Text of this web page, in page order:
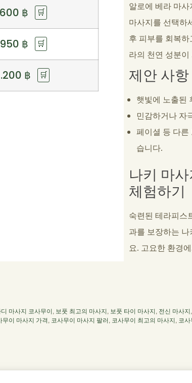
600 ฿ 🛒
950 ฿ 🛒
฿ 🛒
알로에 베라 마
마사지를 선택하
후 피부를 회복
라의 천연 성분
제안 사항
햇빛에 노출된
민감하거나 자
페이셜 등 다른
습니다.
나키 마
체험하기
숙련된 테라피스
과를 보장하는
요. 고요한 환경
디 마사지 코사무이 , 보풋 최고의 마사지 , 보풋 타이 마사지 , 전신 마사지 ,
무이 마사지 가격 , 코사무이 마사지 팔러 , 코사무이 최고의 마사지 , 코사